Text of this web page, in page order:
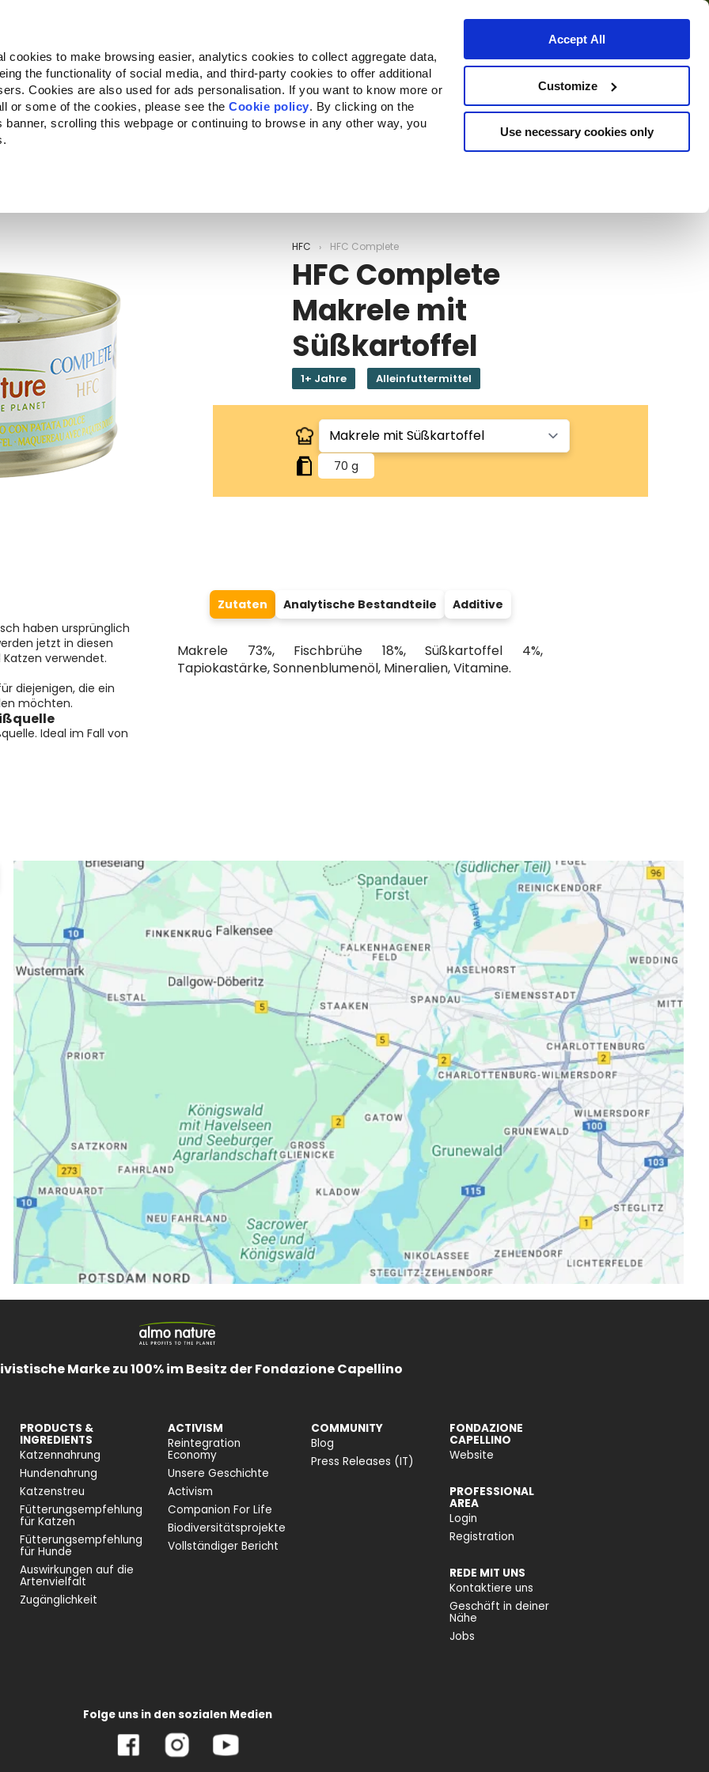
cookies to make browsing easier, analytics cookies to collect aggregate data,
the functionality of social media, and third-party cookies to offer additional
Cookies are also used for ads personalisation. If you want to know more or
or some of the cookies, please see theCookie policy. By clicking on the
scrolling this webpage or continuing to browse in any other way, you
Accept All
Customize
Use necessary cookies only
Companion for Life Ausschreibung Über uns Bezugsquellen
to your location.
HFC HFC Complete
HFC Complete
Makrele mit
Süßkartoffel
1+ Jahre Alleinfuttermittel
70 g
haben ursprünglich
jetzt in diesen
verwendet.
diejenigen, die ein
möchten.
Ideal im Fall von
Zutaten Analytische Bestandteile Additive
Makrele 73%, Fischbrühe 18%, Süßkartoffel 4%,
Tapiokastärke, Sonnenblumenöl, Mineralien, Vitamine.
Marke zu 100% im Besitz der Fondazione Capellino
PRODUCTS &
INGREDIENTS
Katzennahrung
Hundenahrung
Katzenstreu
Fütterungsempfehlung
für Katzen
Fütterungsempfehlung
für Hunde
Auswirkungen auf die
Artenvielfalt
Zugänglichkeit
ACTIVISM
Reintegration
Economy
Unsere Geschichte
Activism
Companion For Life
Biodiversitätsprojekte
Vollständiger Bericht
COMMUNITY
Blog
Press Releases (IT)
FONDAZIONE
CAPELLINO
Website
PROFESSIONAL
AREA
Login
Registration
REDE MIT UNS
Kontaktiere uns
Geschäft in deiner
Nähe
Jobs
Folge uns in den sozialen Medien